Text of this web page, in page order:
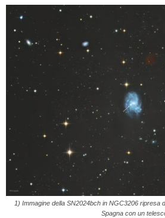
1) Immagine della SN2024bch in NGC3206 ripresa
Spagna con un